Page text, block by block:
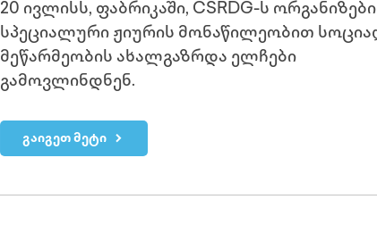
20 ივლისს, ფაბრიკაში, CSRDG-ს
სპეციალური ჟიურის მონაწილეობით
მეწარმეობის ახალგაზრდა ელჩები
გამოვლინდნენ.
გაიგეთ მეტი